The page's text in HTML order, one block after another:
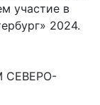
участие в
2024.
СЕВЕРО-